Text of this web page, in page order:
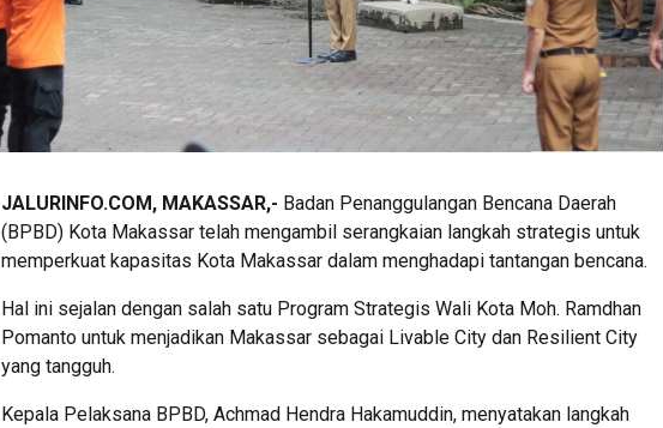
JALURINFO.COM, MAKASSAR,- Badan Penanggulangan Bencana Daerah
(BPBD) Kota Makassar telah mengambil serangkaian langkah strategis untuk
memperkuat kapasitas Kota Makassar dalam menghadapi tantangan bencana.
Hal ini sejalan dengan salah satu Program Strategis Wali Kota Moh. Ramdhan
Pomanto untuk menjadikan Makassar sebagai Livable City dan Resilient City
yang tangguh.
Kepala Pelaksana BPBD, Achmad Hendra Hakamuddin, menyatakan langkah